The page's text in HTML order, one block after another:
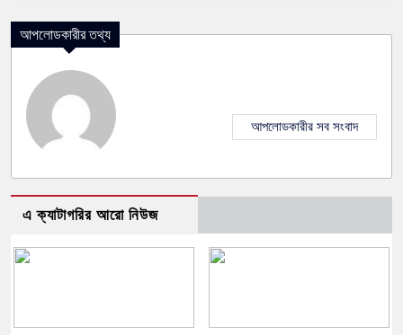
আপলোডকারীর তথ্য
আপলোডকারীর সব সংবাদ
এ ক্যাটাগরির আরো নিউজ